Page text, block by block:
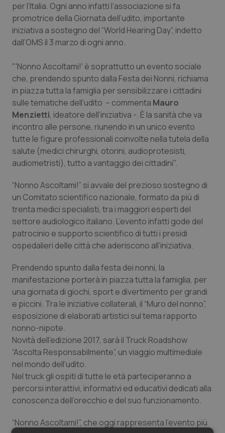
Veneto
Oncoematologia
Oncologia & Nutrizione
Psoriasi & pelle
Quotidiano Cardiologia
Quotidiano Chirurgia
Quotidiano Oncologia
Quotidiano Pediatria
Rene & patologie urogenitali
Salute orale & impianti
Sangue & coagulazione
Tiroide
Tumore al seno
Tumore ovarico
Tumori del Polmone & Testa Collo
Tumori gastrointestinali
Ulcera & Reflusso
Vaccini
per l’Italia. Ogni anno infatti l’associazione si fa
promotrice della Giornata dell’udito, importante
iniziativa a sostegno del “World Hearing Day”, indetto
dall’OMS il 3 marzo di ogni anno.
"'Nonno Ascoltami!' è soprattutto un evento sociale
che, prendendo spunto dalla Festa dei Nonni, richiama
in piazza tutta la famiglia per sensibilizzare i cittadini
sulle tematiche dell’udito – commenta Mauro
Menzietti, ideatore dell’iniziativa -. È la sanità che va
incontro alle persone, riunendo in un unico evento
tutte le figure professionali coinvolte nella tutela della
salute (medici chirurghi, otorini, audioprotesisti,
audiometristi), tutto a vantaggio dei cittadini".
“Nonno Ascoltami!” si avvale del prezioso sostegno di
un Comitato scientifico nazionale, formato da più di
trenta medici specialisti, tra i maggiori esperti del
settore audiologico italiano. L’evento infatti gode del
patrocinio e supporto scientifico di tutti i presidi
ospedalieri delle città che aderiscono all’iniziativa.
Prendendo spunto dalla festa dei nonni, la
manifestazione porterà in piazza tutta la famiglia, per
una giornata di giochi, sport e divertimento per grandi
e piccini. Tra le iniziative collaterali, il “Muro del nonno”,
esposizione di elaborati artistici sul tema rapporto
nonno-nipote.
Novità dell’edizione 2017, sarà il Truck Roadshow
“Ascolta Responsabilmente”, un viaggio multimediale
nel mondo dell’udito.
Nel truck gli ospiti di tutte le età parteciperanno a
percorsi interattivi, informativi ed educativi dedicati alla
conoscenza dell’orecchio e del suo funzionamento.
“Nonno Ascoltami!”, che oggi rappresenta l’evento più